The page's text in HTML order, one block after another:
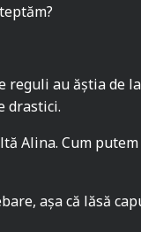
reguli au ăștia de
drastici.
Alina. Cum
așa că lăsă